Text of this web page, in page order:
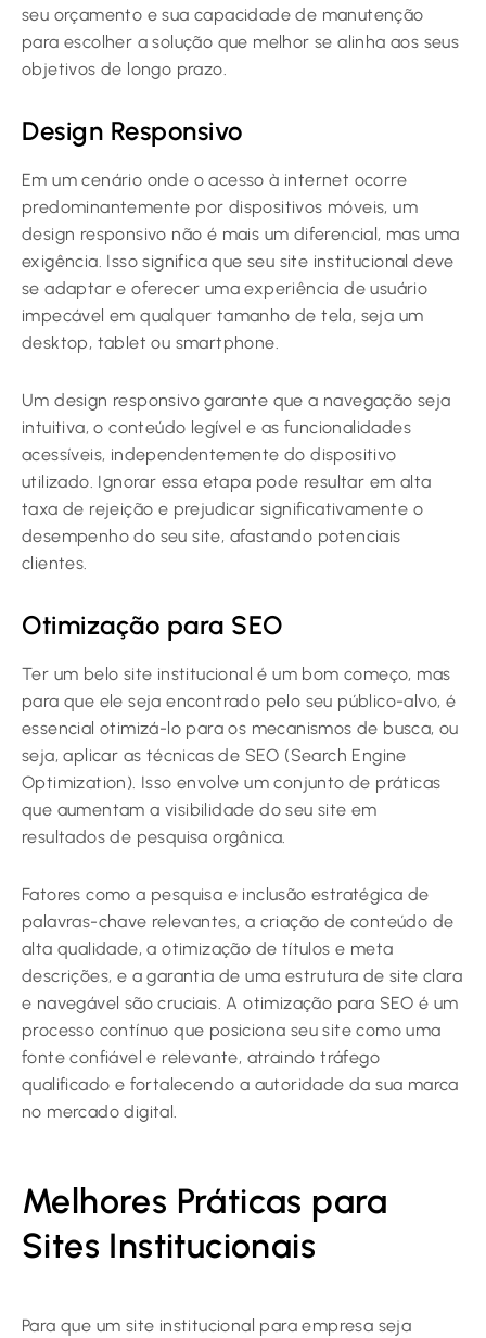
seu orçamento e sua capacidade de manutenção
para escolher a solução que melhor se alinha aos seus
objetivos de longo prazo.
Design Responsivo
Em um cenário onde o acesso à internet ocorre
predominantemente por dispositivos móveis, um
design responsivo não é mais um diferencial, mas uma
exigência. Isso significa que seu site institucional deve
se adaptar e oferecer uma experiência de usuário
impecável em qualquer tamanho de tela, seja um
desktop, tablet ou smartphone.
Um design responsivo garante que a navegação seja
intuitiva, o conteúdo legível e as funcionalidades
acessíveis, independentemente do dispositivo
utilizado. Ignorar essa etapa pode resultar em alta
taxa de rejeição e prejudicar significativamente o
desempenho do seu site, afastando potenciais
clientes.
Otimização para SEO
Ter um belo site institucional é um bom começo, mas
para que ele seja encontrado pelo seu público-alvo, é
essencial otimizá-lo para os mecanismos de busca, ou
seja, aplicar as técnicas de SEO (Search Engine
Optimization). Isso envolve um conjunto de práticas
que aumentam a visibilidade do seu site em
resultados de pesquisa orgânica.
Fatores como a pesquisa e inclusão estratégica de
palavras-chave relevantes, a criação de conteúdo de
alta qualidade, a otimização de títulos e meta
descrições, e a garantia de uma estrutura de site clara
e navegável são cruciais. A otimização para SEO é um
processo contínuo que posiciona seu site como uma
fonte confiável e relevante, atraindo tráfego
qualificado e fortalecendo a autoridade da sua marca
no mercado digital.
Melhores Práticas para
Sites Institucionais
Para que um site institucional para empresa seja